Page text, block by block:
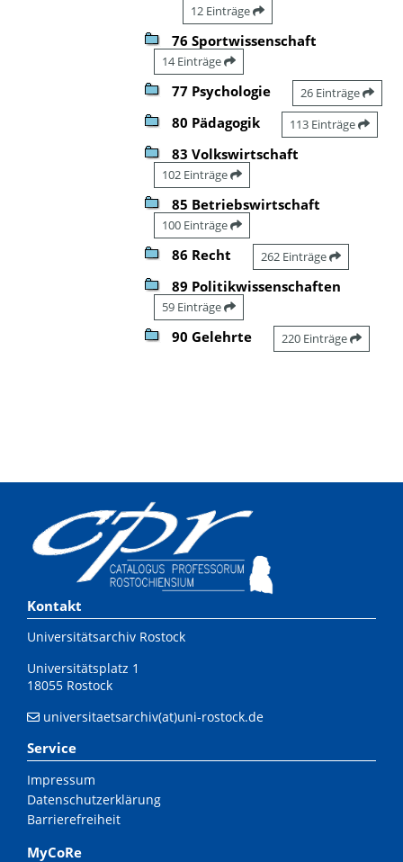
12 Einträge
76 Sportwissenschaft
14 Einträge
77 Psychologie 26 Einträge
80 Pädagogik 113 Einträge
83 Volkswirtschaft
102 Einträge
85 Betriebswirtschaft
100 Einträge
86 Recht 262 Einträge
89 Politikwissenschaften
59 Einträge
90 Gelehrte 220 Einträge
Kontakt
Universitätsarchiv Rostock
Universitätsplatz 1
18055 Rostock
universitaetsarchiv(at)uni-rostock.de
Service
Impressum
Datenschutzerklärung
Barrierefreiheit
MyCoRe